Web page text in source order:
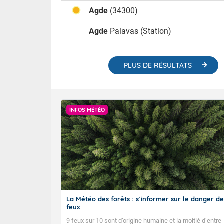
Agde (34300)
Agde Palavas (station)
PLUS DE RÉSULTATS
INFOS MÉTÉO
La Météo des forêts : s’informer sur le danger de
feux
9 feux sur 10 sont d’origine humaine et la moitié d’entre